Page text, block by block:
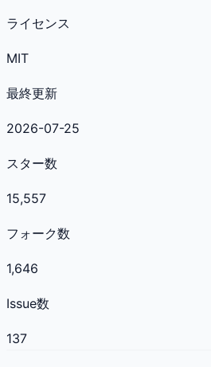
ライセンス
MIT
最終更新
2026-07-25
スター数
15,557
フォーク数
1,646
Issue数
137